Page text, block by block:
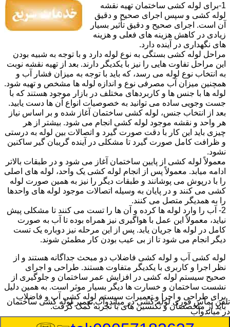
1-برای لوله کشی ساختمان تهیه نقشه
لوله کشی و سپس اجرای صحیح و دقیق
آن است. اجرای صحیح و دقیق تأثیر بسیار
زیادی در کاهش هزینه های فعلی و هزینه
های نگهداری در آینده دارد.
مراحل لوله کشی بستگی به نوع لوله دارد و با توجه به شبیه بودن
این مراحل تفاوت هایی را نیز با یکدیگر دارند. بعد از تهیه نقشه نوبت
به انتخاب نوع لوله می رسد، که باید با توجه به میزان فشار آب و
همچنین میزان آب مصرفی نوع و اندازه لوله ها مشخص و تهیه شود.
لوله ها با جنس ها و کاربردهای مختلف در بازار موجود هستند که با
جست وجویی ساده می توانید به خصوصیات انواع آن ها دست یابید.
بعد از انتخاب جنس، لوله کشی ساختمان آغاز شده و بر اساس نیاز
هر واحد و نقشه موجود لوله کشی انجام می شود. بیشتر از هر
چیزی باید این کار با دقت صورت گیرد و اتصالات بین لوله به درستی
و ظرافت کامل صورت گیرد تا مشکلی در آینده گریبان گیر ساکنین
نشود.
معمولاً لوله کشی از پایین ساختمان آغاز می شود و در طبقات بالاتر
ادامه میابد. معمولاً پس از انجام لوله کشی یک واحد، لوله های اصلی
را با درپوش می پوشانند و طبقات دیگر را نیز به همین صورت لوله
کشی می کنند و در پایان به وسیله اتصالات موجود لوله های واحدها
را به همدیگر متصل می کنند.
2- آب را وارد لوله ها کرده و آن ها را تست می کنند تا مشکلی پیش
نیاید، معمولاً این عمل با هواگیری نیز همراه بوده تا آب به صورت
کامل در لوله ها جریان یابد. پس از این مرحله نیز دوباره یک تست
دیگر انجام می شود تا از بی عیب بودن کار مطمئن شوند.
لوله کشی آب و لوله کشی فاضلاب دو مبحث جداگانه هستند و از
نظر اجرا و کاربری با یکدیگر متفاوت هستند. طراحی و اجرای
صحیح سیستم لوله کشی در افزایش عمر ساختمان و جلوگیری از
نشست ساختمان و خسارت ها دیگر بسیار موثر است. به همین دلیل
برای طراحی و اجرا و تعمیرات سیستم لوله کشی آب و فاضلاب
باید از متخصصان و تکنسین های با تجربه کمک گرفت.
تلفن تماس فوریلوله کشی در میاندوآب,تعمیر لوله کشی ساختمان
در میاندوآب